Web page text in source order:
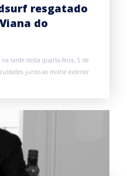
resgatado
do
tarde desta quarta-feira, 5 de
junto ao molhe exterior